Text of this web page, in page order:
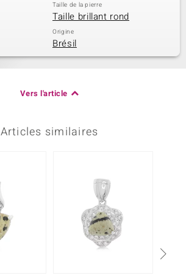
Taille de la pierre
Taille brillant rond
Origine
Brésil
Vers l'article
Articles similaires